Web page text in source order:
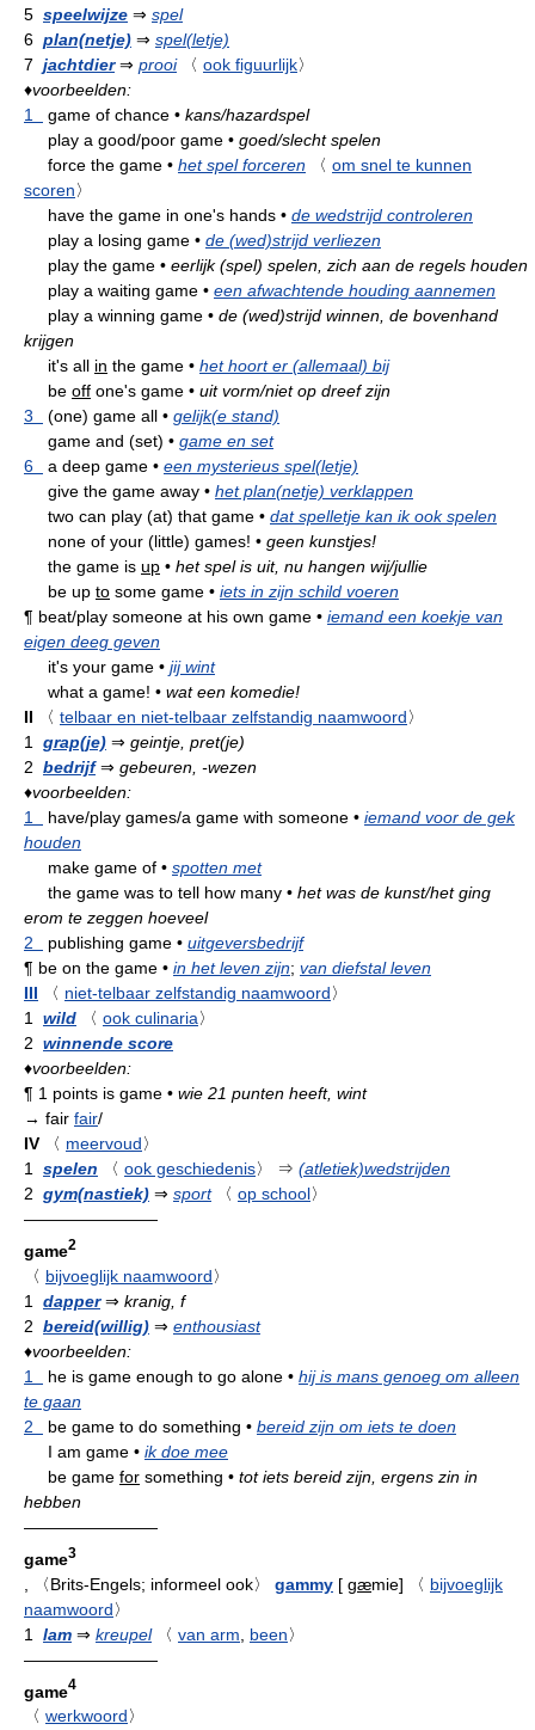
5 speelwijze ⇒ spel
6 plan(netje) ⇒ spel(letje)
7 jachtdier⇒ prooi 〈 ook figuurlijk〉
♦voorbeelden:
1
game of chance • kans/hazardspel
play a good/poor game • goed/slecht spelen
force the game • het spel forceren 〈 om snel te kunnen
scoren〉
have the game in one's hands • de wedstrijd controleren
play a losing game • de (wed)strijd verliezen
play the game • eerlijk (spel) spelen, zich aan de regels houden
play a waiting game • een afwachtende houding aannemen
play a winning game • de (wed)strijd winnen, de bovenhand
krijgen
it's all in the game • het hoort er (allemaal) bij
be off one's game • uit vorm/niet op dreef zijn
3
(one) game all • gelijk(e stand)
game and (set) • game en set
6
a deep game • een mysterieus spel(letje)
give the game away • het plan(netje) verklappen
two can play (at) that game • dat spelletje kan ik ook spelen
none of your (little) games! • geen kunstjes!
the game is up • het spel is uit, nu hangen wij/jullie
be up to some game • iets in zijn schild voeren
¶ beat/play someone at his own game • iemand een koekje van
eigen deeg geven
it's your game • jij wint
what a game! • wat een komedie!
II
〈 telbaar en niet-telbaar zelfstandig naamwoord〉
1
grap(je) ⇒ geintje, pret(je)
2 bedrijf⇒ gebeuren, -wezen
♦voorbeelden:
1
have/play games/a game with someone • iemand voor de gek
houden
make game of • spotten met
the game was to tell how many • het was de kunst/het ging
erom te zeggen hoeveel
2
publishing game • uitgeversbedrijf
¶ be on the game • in het leven zijn; van diefstal leven
III
〈 niet-telbaar zelfstandig naamwoord〉
1
wild 〈 ook culinaria〉
2 winnende score
♦voorbeelden:
¶ 1 points is game • wie 21 punten heeft, wint
→ fair fair/
IV
〈 meervoud〉
1
spelen 〈 ook geschiedenis〉 ⇒ (atletiek)wedstrijden
2 gym(nastiek) ⇒ sport 〈 op school〉
————————
game2
〈 bijvoeglijk naamwoord〉
1
dapper⇒ kranig, f
2 bereid(willig) ⇒ enthousiast
♦voorbeelden:
1
he is game enough to go alone • hij is mans genoeg om alleen
te gaan
2
be game to do something • bereid zijn om iets te doen
I am game • ik doe mee
be game for something • tot iets bereid zijn, ergens zin in
hebben
————————
game3
〈Brits-Engels; informeel ook〉 gammy [ gæmie] 〈 bijvoeglijk
naamwoord〉
1
lam ⇒ kreupel 〈 van arm been〉
————————
game4
〈 werkwoord〉